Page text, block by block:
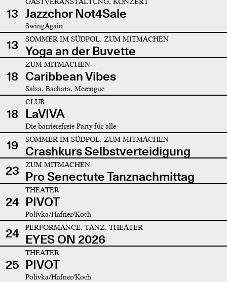
13 Jazzchor Not4Sale
SwingAgain
13 SOMMER IM SÜDPOL, ZUM MITMACHEN
Yoga an der Buvette
18
ZUM MITMACHEN
Caribbean Vibes
Salsa, Bachata, Merengue
18
CLUB
LaVIVA
Die barrierefreie Party für alle
19 SOMMER IM SÜDPOL, ZUM MITMACHEN
Crashkurs Selbstverteidigung
23
ZUM MITMACHEN
Pro Senectute Tanznachmittag
24
THEATER
PIVOT
Polivka/Hafner/Koch
24 PERFORMANCE, TANZ, THEATER
EYES ON 2026
25
THEATER
PIVOT
Polivka/Hafner/Koch